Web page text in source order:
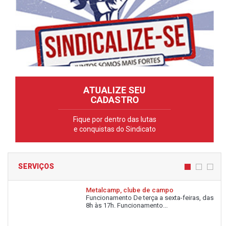
ATUALIZE SEU
CADASTRO
Fique por dentro das lutas
e conquistas do Sindicato
SERVIÇOS
Metalcamp, clube de campo
Funcionamento De terça a sexta-feiras, das
8h às 17h. Funcionamento...